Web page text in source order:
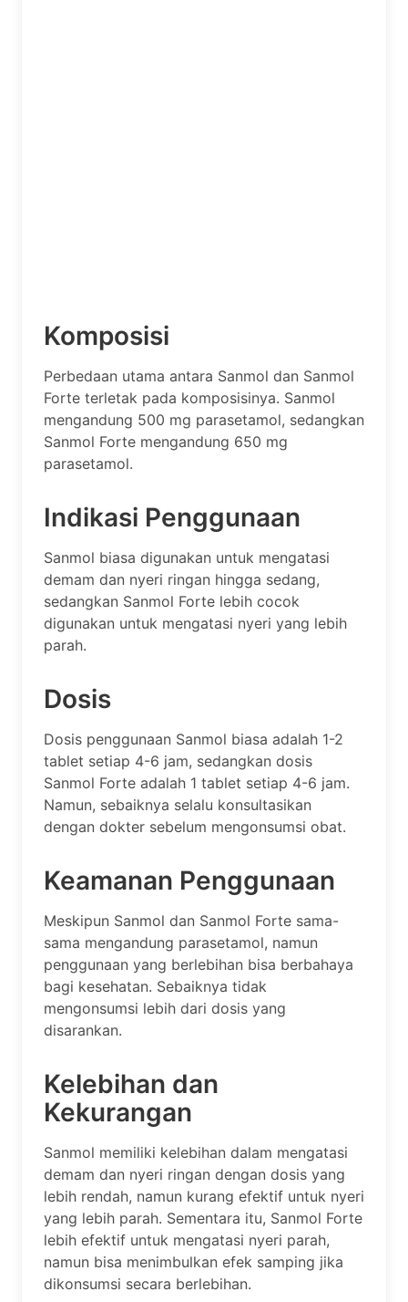
Komposisi
Perbedaan utama antara Sanmol dan Sanmol
Forte terletak pada komposisinya. Sanmol
mengandung 500 mg parasetamol, sedangkan
Sanmol Forte mengandung 650 mg
parasetamol.
Indikasi Penggunaan
Sanmol biasa digunakan untuk mengatasi
demam dan nyeri ringan hingga sedang,
sedangkan Sanmol Forte lebih cocok
digunakan untuk mengatasi nyeri yang lebih
parah.
Dosis
Dosis penggunaan Sanmol biasa adalah 1-2
tablet setiap 4-6 jam, sedangkan dosis
Sanmol Forte adalah 1 tablet setiap 4-6 jam.
Namun, sebaiknya selalu konsultasikan
dengan dokter sebelum mengonsumsi obat.
Keamanan Penggunaan
Meskipun Sanmol dan Sanmol Forte sama-
sama mengandung parasetamol, namun
penggunaan yang berlebihan bisa berbahaya
bagi kesehatan. Sebaiknya tidak
mengonsumsi lebih dari dosis yang
disarankan.
Kelebihan dan
Kekurangan
Sanmol memiliki kelebihan dalam mengatasi
demam dan nyeri ringan dengan dosis yang
lebih rendah, namun kurang efektif untuk nyeri
yang lebih parah. Sementara itu, Sanmol Forte
lebih efektif untuk mengatasi nyeri parah,
namun bisa menimbulkan efek samping jika
dikonsumsi secara berlebihan.